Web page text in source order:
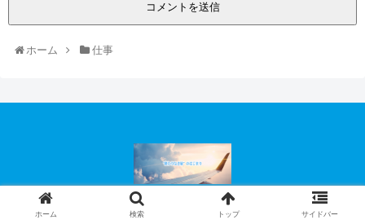
ホーム 仕事
© 2008-2026 “終わりなき旅”のはじまり.
ホーム 検索 トップ サイドバー